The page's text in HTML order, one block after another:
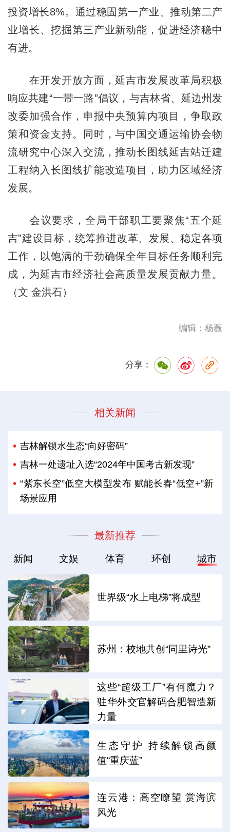
投资增长8%。通过稳固第一产业、推动第二产
业增长、挖掘第三产业新动能，促进经济稳中
有进。
在开发开放方面，延吉市发展改革局积极
响应共建“一带一路”倡议，与吉林省、延边州发
改委加强合作，申报中央预算内项目，争取政
策和资金支持。同时，与中国交通运输协会物
流研究中心深入交流，推动长图线延吉站迁建
工程纳入长图线扩能改造项目，助力区域经济
发展。
会议要求，全局干部职工要聚焦“五个延
吉”建设目标，统筹推进改革、发展、稳定各项
工作，以饱满的干劲确保全年目标任务顺利完
成，为延吉市经济社会高质量发展贡献力量。
（文 金洪石）
编辑：杨薇
分享：
相关新闻
吉林解锁水生态“向好密码”
吉林一处遗址入选“2024年中国考古新发现”
“紫东长空”低空大模型发布 赋能长春“低空+”新
场景应用
最新推荐
新闻 文娱 体育 环创 城市
世界级“水上电梯”将成型
苏州：校地共创“同里诗光”
这些“超级工厂”有何魔力？
驻华外交官解码合肥智造新
力量
生态守护 持续解锁高颜
值“重庆蓝”
连云港：高空瞭望 赏海滨
风光